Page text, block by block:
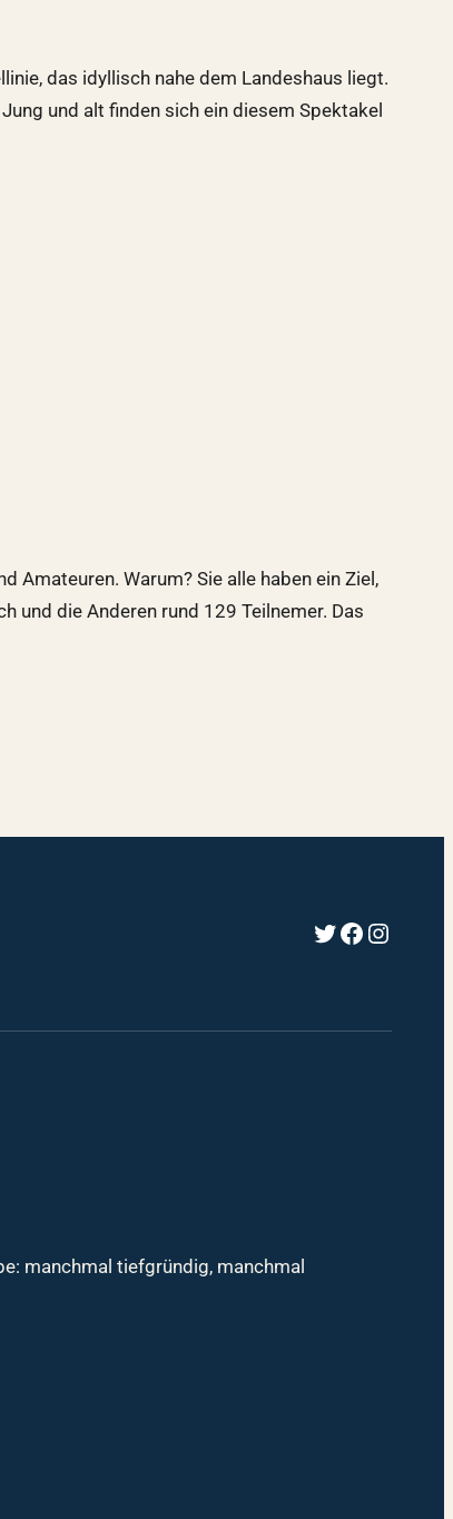
das idyllisch nahe dem Landeshaus liegt.
und alt finden sich ein diesem Spektakel
Warum? Sie alle haben ein Ziel,
und die Anderen rund 129 Teilnemer. Das
Twitter
Facebook
manchmal tiefgründig, manchmal